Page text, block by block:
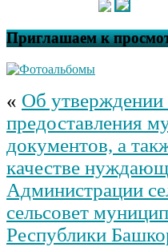
Приглашаем к
« Об утверждении
предоставления
документов, а
качестве
Администрации
сельсовет
Республики